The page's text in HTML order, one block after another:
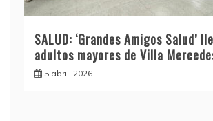
SALUD: ‘Grandes Amigos Salud’
adultos mayores de Villa
5 abril, 2026